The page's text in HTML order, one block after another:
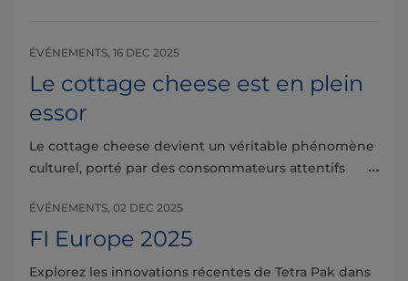
ÉVÉNEMENTS, 16 DEC 2025
Le cottage cheese est en plein
essor
Le cottage cheese devient un véritable phénomène
culturel, porté par des consommateurs attentifs à
savoir plus
ÉVÉNEMENTS, 02 DEC 2025
FI Europe 2025
Explorez les innovations récentes de Tetra Pak dans